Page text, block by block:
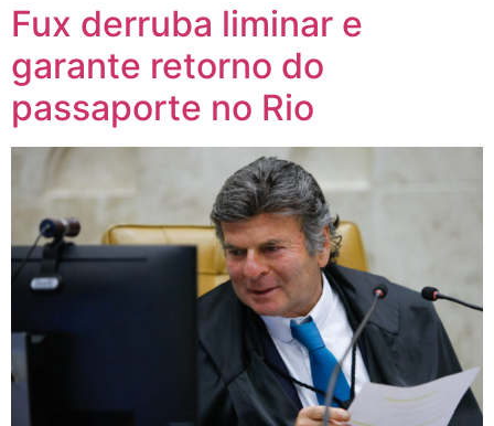
Fux derruba liminar e
garante retorno do
passaporte no Rio